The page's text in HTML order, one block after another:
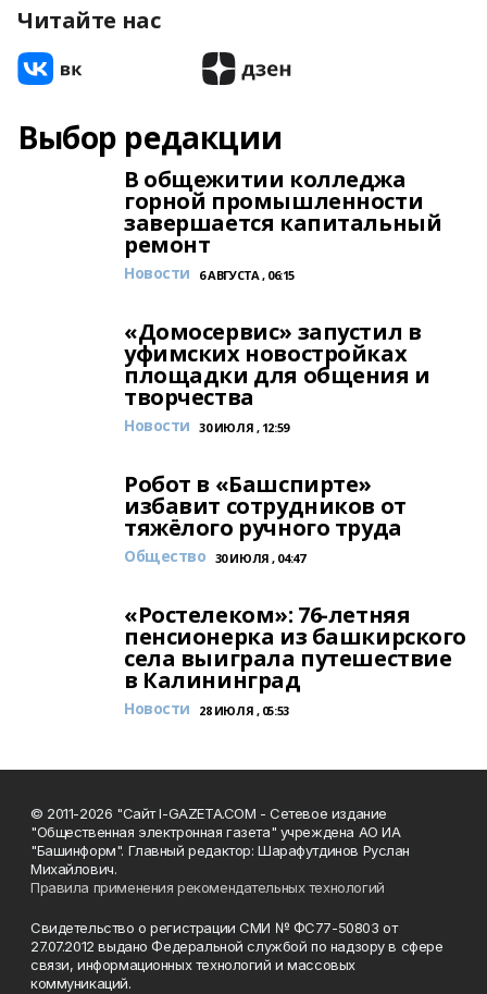
Читайте нас
Выбор редакции
В общежитии колледжа
горной промышленности
завершается капитальный
ремонт
Новости 6 АВГУСТА , 06:15
«Домосервис» запустил в
уфимских новостройках
площадки для общения и
творчества
Новости 30 ИЮЛЯ , 12:59
Робот в «Башспирте»
избавит сотрудников от
тяжёлого ручного труда
Общество 30 ИЮЛЯ , 04:47
«Ростелеком»: 76-летняя
пенсионерка из башкирского
села выиграла путешествие
в Калининград
Новости 28 ИЮЛЯ , 05:53
© 2011-2026 "Сайт I-GAZETA.COM - Сетевое издание
"Общественная электронная газета" учреждена АО ИА
"Башинформ". Главный редактор: Шарафутдинов Руслан
Михайлович.
Правила применения рекомендательных технологий
Свидетельство о регистрации СМИ № ФС77-50803 от
27.07.2012 выдано Федеральной службой по надзору в сфере
связи, информационных технологий и массовых
коммуникаций.